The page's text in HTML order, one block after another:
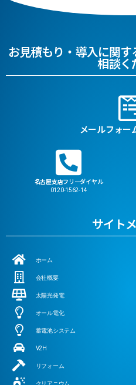
お見積もり・導入に関
相談く
メールフォー
名古屋支店フリーダイヤル
0120-1562-14
サイト
ホーム
会社概要
太陽光発電
オール電化
蓄電池システム
V2H
リフォーム
クリアニウム